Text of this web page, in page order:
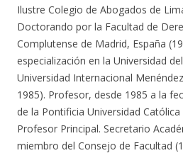
Ilustre Colegio de Abogados de
Doctorando por la Facultad de
Complutense de Madrid, España
especialización en la Universidad
Universidad Internacional
1985). Profesor, desde 1985 a la
de la Pontificia Universidad
Profesor Principal. Secretario
miembro del Consejo de Facultad